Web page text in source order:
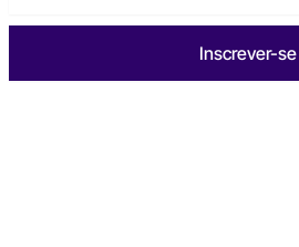
Inscrever-se